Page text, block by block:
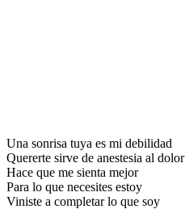
Una sonrisa tuya es mi debilidad
Quererte sirve de anestesia al dolor
Hace que me sienta mejor
Para lo que necesites estoy
Viniste a completar lo que soy